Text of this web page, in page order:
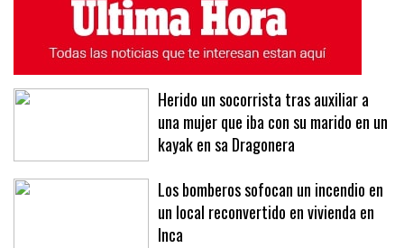
Herido un socorrista tras auxiliar a
una mujer que iba con su marido en un
kayak en sa Dragonera
Los bomberos sofocan un incendio en
un local reconvertido en vivienda en
Inca